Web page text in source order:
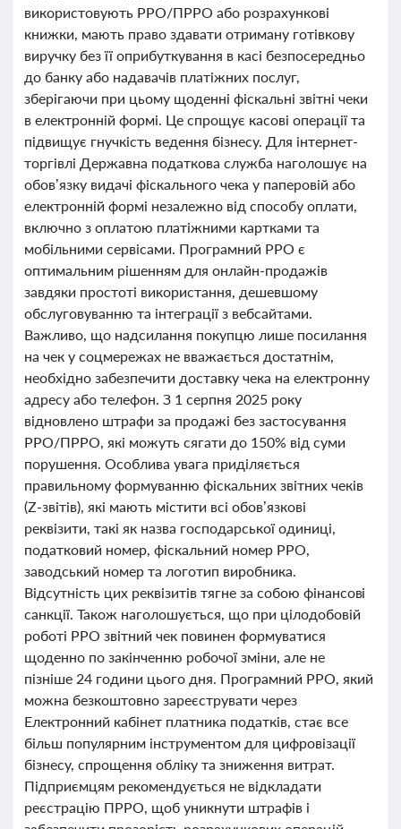
використовують РРО/ПРРО або розрахункові
книжки, мають право здавати отриману готівкову
виручку без її оприбуткування в касі безпосередньо
до банку або надавачів платіжних послуг,
зберігаючи при цьому щоденні фіскальні звітні чеки
в електронній формі. Це спрощує касові операції та
підвищує гнучкість ведення бізнесу. Для інтернет-
торгівлі Державна податкова служба наголошує на
обов’язку видачі фіскального чека у паперовій або
електронній формі незалежно від способу оплати,
включно з оплатою платіжними картками та
мобільними сервісами. Програмний РРО є
оптимальним рішенням для онлайн-продажів
завдяки простоті використання, дешевшому
обслуговуванню та інтеграції з вебсайтами.
Важливо, що надсилання покупцю лише посилання
на чек у соцмережах не вважається достатнім,
необхідно забезпечити доставку чека на електронну
адресу або телефон. З 1 серпня 2025 року
відновлено штрафи за продажі без застосування
РРО/ПРРО, які можуть сягати до 150% від суми
порушення. Особлива увага приділяється
правильному формуванню фіскальних звітних чеків
(Z-звітів), які мають містити всі обов’язкові
реквізити, такі як назва господарської одиниці,
податковий номер, фіскальний номер РРО,
заводський номер та логотип виробника.
Відсутність цих реквізитів тягне за собою фінансові
санкції. Також наголошується, що при цілодобовій
роботі РРО звітний чек повинен формуватися
щоденно по закінченню робочої зміни, але не
пізніше 24 години цього дня. Програмний РРО, який
можна безкоштовно зареєструвати через
Електронний кабінет платника податків, стає все
більш популярним інструментом для цифровізації
бізнесу, спрощення обліку та зниження витрат.
Підприємцям рекомендується не відкладати
реєстрацію ПРРО, щоб уникнути штрафів і